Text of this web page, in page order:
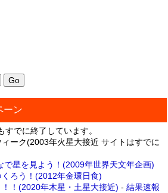
ーン
でに終了しています。
ーク(2003年火星大接近 サイトはすでに
で星を見よう！(2009年世界天文年企画)
ろう！(2012年金環日食)
！(2020年木星・土星大接近) - 結果速報